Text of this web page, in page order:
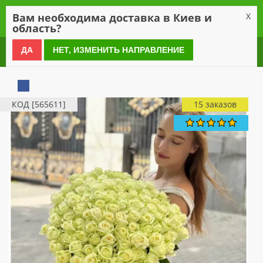
0 800 21 54 55
КОД [565611] 15 заказов
Вам необходима доставка в Киев и
область?
X
ДА НЕТ, ИЗМЕНИТЬ НАПРАВЛЕНИЕ